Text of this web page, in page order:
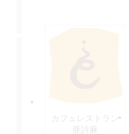
カフェレストラン
亜詩麻